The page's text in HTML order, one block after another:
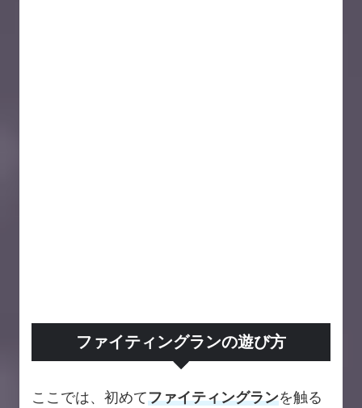
ファイティングランの遊び方
ここでは、初めてファイティングランを触る